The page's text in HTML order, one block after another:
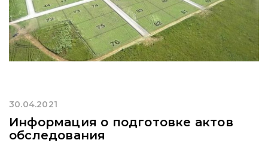
30.04.2021
Информация о подготовке актов
обследования